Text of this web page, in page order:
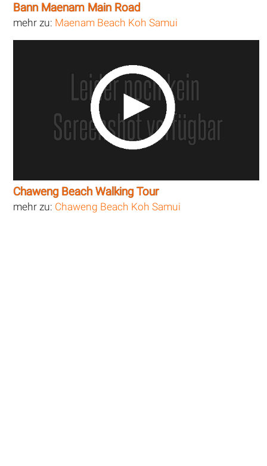
Bann Maenam Main Road
mehr zu: Maenam Beach Koh Samui
Chaweng Beach Walking Tour
mehr zu: Chaweng Beach Koh Samui